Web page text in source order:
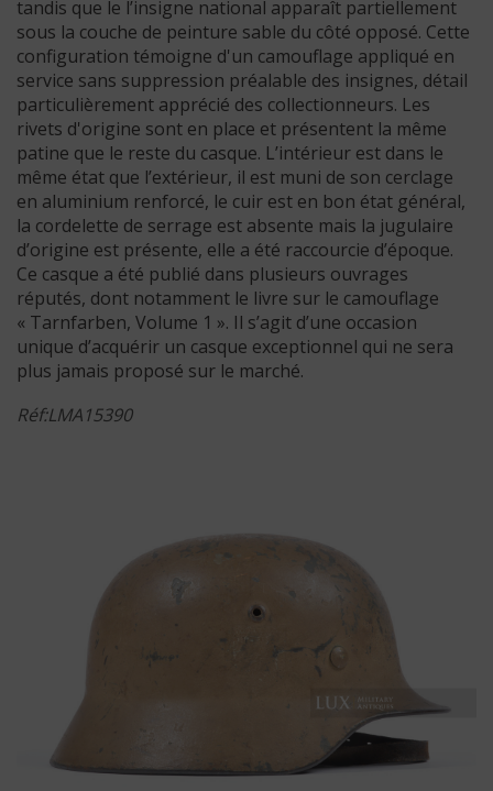
tandis que le l’insigne national apparaît partiellement
sous la couche de peinture sable du côté opposé. Cette
configuration témoigne d'un camouflage appliqué en
service sans suppression préalable des insignes, détail
particulièrement apprécié des collectionneurs. Les
rivets d'origine sont en place et présentent la même
patine que le reste du casque. L’intérieur est dans le
même état que l’extérieur, il est muni de son cerclage
en aluminium renforcé, le cuir est en bon état général,
la cordelette de serrage est absente mais la jugulaire
d’origine est présente, elle a été raccourcie d’époque.
Ce casque a été publié dans plusieurs ouvrages
réputés, dont notamment le livre sur le camouflage
« Tarnfarben, Volume 1 ». Il s’agit d’une occasion
unique d’acquérir un casque exceptionnel qui ne sera
plus jamais proposé sur le marché.
Réf:LMA15390